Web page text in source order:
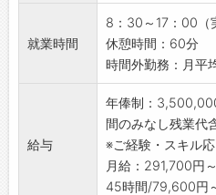
※所長のサポート
【配属部署】
・リテールサポー
・部署人数：所長
名。
・穏やかな性格の
気の職場です。
【備考】
就業時間
8：30～17：00（
休憩時間：60分
時間外勤務：月平
給与
年俸制：
間のみなし残業代
※ご経験・スキル
月給：291,700円
45時間/79,600円